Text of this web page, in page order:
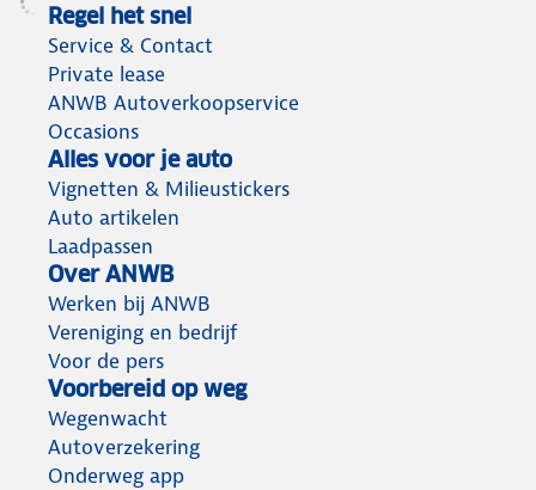
Regel het snel
Service & Contact
Private lease
ANWB Autoverkoopservice
Occasions
Alles voor je auto
Vignetten & Milieustickers
Auto artikelen
Laadpassen
Over ANWB
Werken bij ANWB
Vereniging en bedrijf
Voor de pers
Voorbereid op weg
Wegenwacht
Autoverzekering
Onderweg app